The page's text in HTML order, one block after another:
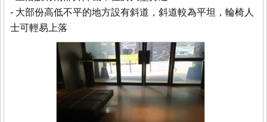
- 大部份高低不平的地方設有斜道，斜道較為平坦，輪椅人
士可輕易上落